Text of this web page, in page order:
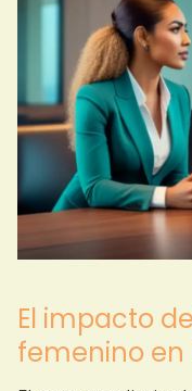
El impacto
femenino